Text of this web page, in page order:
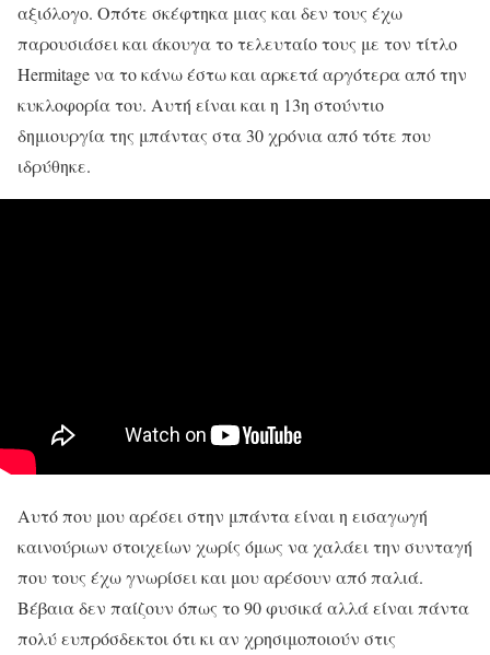
αξιόλογο. Οπότε σκέφτηκα μιας και δεν τους έχω
παρουσιάσει και άκουγα το τελευταίο τους με τον τίτλο
Hermitage να το κάνω έστω και αρκετά αργότερα από την
κυκλοφορία του. Αυτή είναι και η 13η στούντιο
δημιουργία της μπάντας στα 30 χρόνια από τότε που
ιδρύθηκε.
Αυτό που μου αρέσει στην μπάντα είναι η εισαγωγή
καινούριων στοιχείων χωρίς όμως να χαλάει την συνταγή
που τους έχω γνωρίσει και μου αρέσουν από παλιά.
Βέβαια δεν παίζουν όπως το 90 φυσικά αλλά είναι πάντα
πολύ ευπρόσδεκτοι ότι κι αν χρησιμοποιούν στις